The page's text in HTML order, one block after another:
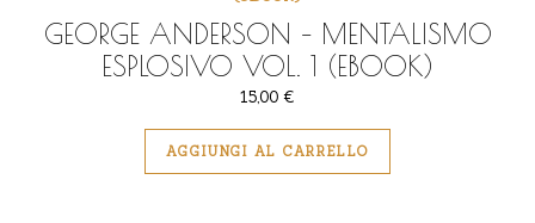
GEORGE ANDERSON – MENTALISMO
ESPLOSIVO VOL. 1 (EBOOK)
15,00 €
AGGIUNGI AL CARRELLO